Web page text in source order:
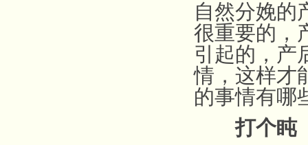
自然分娩的
很重要的，
引起的，产
情，这样才
的事情有哪
打个盹